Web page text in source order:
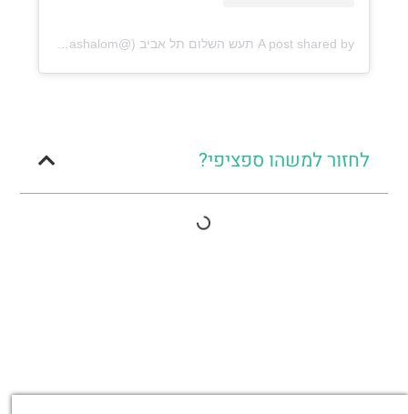
A post shared by תעש השלום תל אביב (@taashashalom)
לחזור למשהו ספציפי?